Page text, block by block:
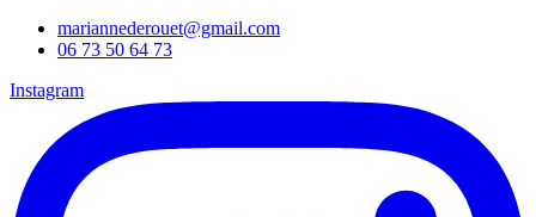
mariannederouet@gmail.com
06 73 50 64 73
Instagram